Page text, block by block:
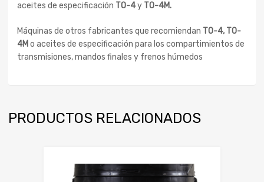
aceites de especificación TO-4y TO-4M.
Máquinas de otros fabricantes que recomiendan TO-4, TO-
4M o aceites de especificación para los compartimientos de
transmisiones, mandos finales y frenos húmedos
PRODUCTOS RELACIONADOS